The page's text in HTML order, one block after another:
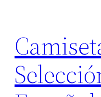
contenido